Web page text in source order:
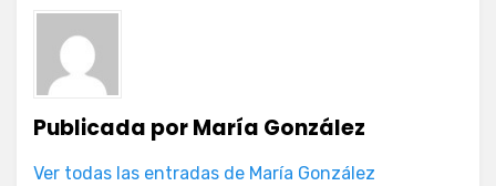
Publicada porMaría González
Ver todas las entradas de María González